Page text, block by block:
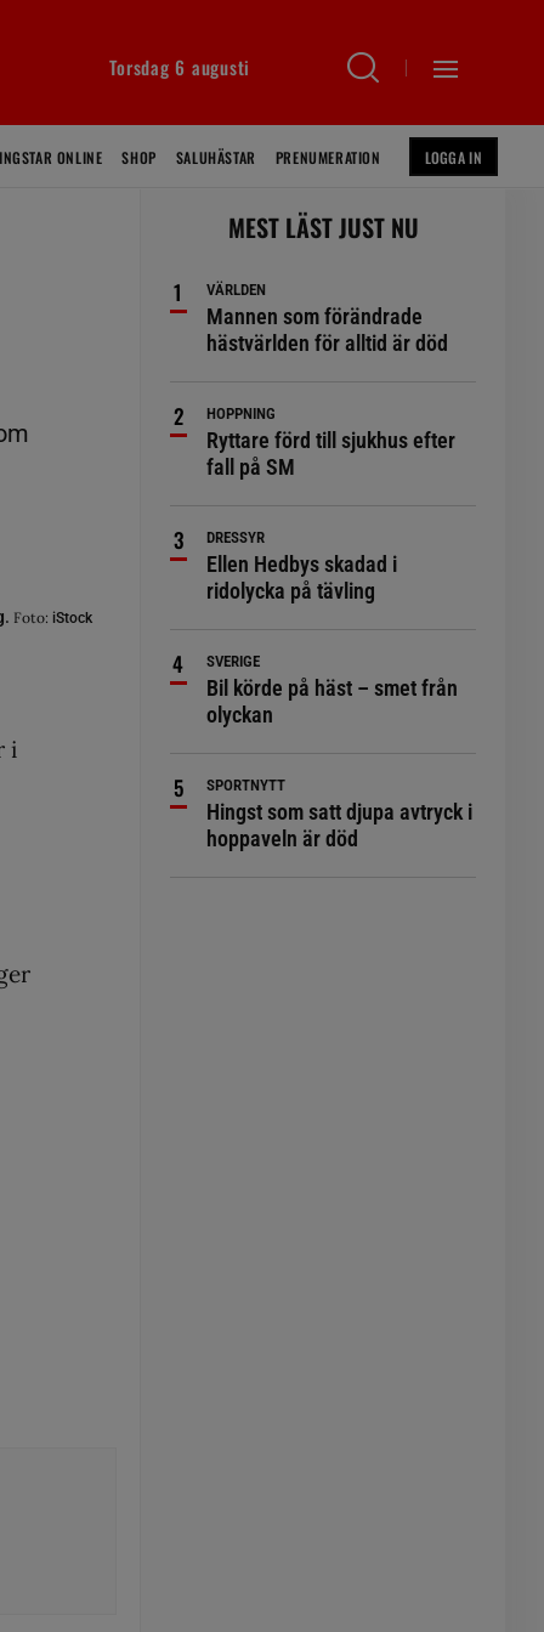
Torsdag 6 augusti
ONLINE SHOP SALUHÄSTAR PRENUMERATION LOGGA IN
Foto: iStock
i
MEST LÄST JUST NU
VÄRLDEN
Mannen som förändrade
hästvärlden för alltid är död
HOPPNING
Ryttare förd till sjukhus efter
fall på SM
DRESSYR
Ellen Hedbys skadad i
ridolycka på tävling
SVERIGE
Bil körde på häst – smet från
olyckan
SPORTNYTT
Hingst som satt djupa avtryck i
hoppaveln är död